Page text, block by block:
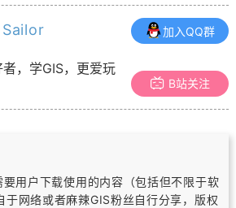
Sailor
者，学GIS，更爱玩
加入QQ群
B站关注
用户下载使用的内容（包括但不限于软
于网络或者麻辣GIS粉丝自行分享，版权